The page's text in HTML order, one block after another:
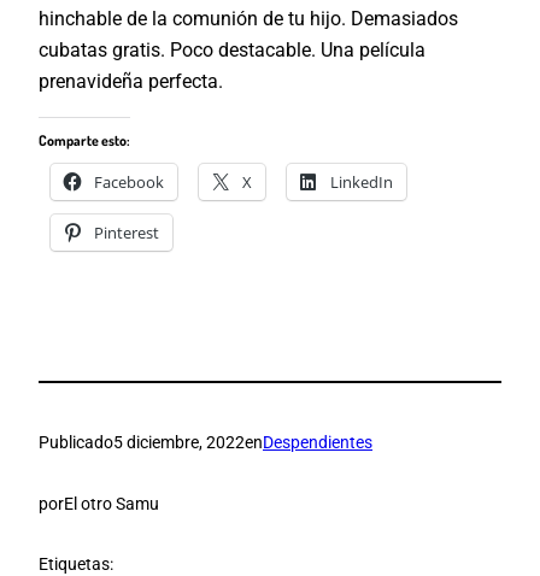
hinchable de la comunión de tu hijo. Demasiados
cubatas gratis. Poco destacable. Una película
prenavideña perfecta.
Comparte esto:
Facebook X LinkedIn
Pinterest
Publicado5 diciembre, 2022enDespendientes
porEl otro Samu
Etiquetas: